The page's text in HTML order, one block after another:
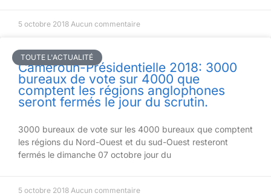
5 octobre 2018 Aucun commentaire
TOUTE L'ACTUALITÉ
Cameroun-Présidentielle 2018: 3000
bureaux de vote sur 4000 que
comptent les régions anglophones
seront fermés le jour du scrutin.
3000 bureaux de vote sur les 4000 bureaux que comptent
les régions du Nord-Ouest et du sud-Ouest resteront
fermés le dimanche 07 octobre jour du
5 octobre 2018 Aucun commentaire